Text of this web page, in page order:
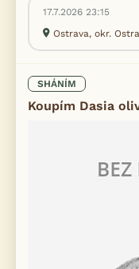
17.7.2026 23:15
Ostrava, okr.
SHÁNÍM
Koupím Dasia